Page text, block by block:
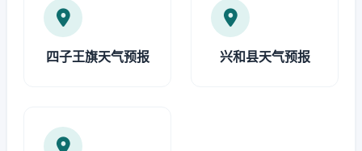
四子王旗天气预报 兴和县天气预报